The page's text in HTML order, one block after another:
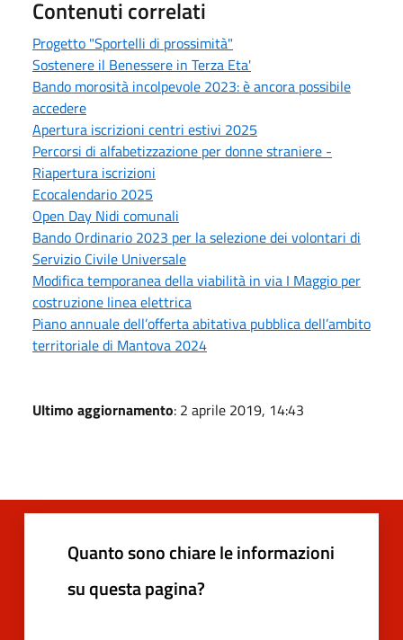
Contenuti correlati
Progetto "Sportelli di prossimità"
Sostenere il Benessere in Terza Eta'
Bando morosità incolpevole 2023: è ancora possibile
accedere
Apertura iscrizioni centri estivi 2025
Percorsi di alfabetizzazione per donne straniere -
Riapertura iscrizioni
Ecocalendario 2025
Open Day Nidi comunali
Bando Ordinario 2023 per la selezione dei volontari di
Servizio Civile Universale
Modifica temporanea della viabilità in via I Maggio per
costruzione linea elettrica
Piano annuale dell’offerta abitativa pubblica dell’ambito
territoriale di Mantova 2024
Ultimo aggiornamento: 2 aprile 2019, 14:43
Quanto sono chiare le informazioni
su questa pagina?